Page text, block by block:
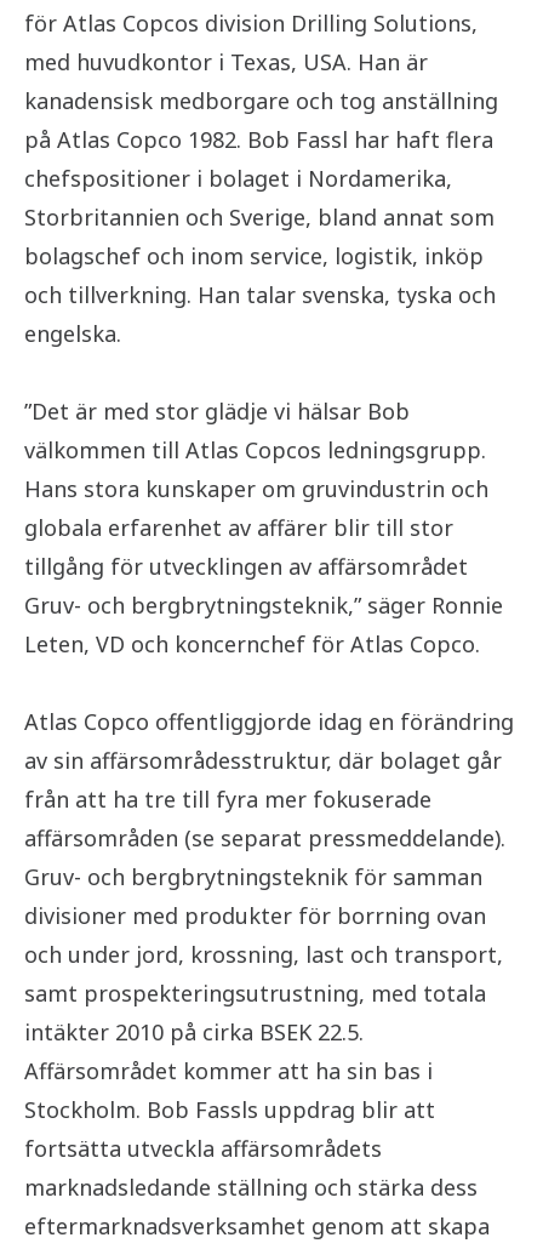
för Atlas Copcos division Drilling Solutions,
med huvudkontor i Texas, USA. Han är
kanadensisk medborgare och tog anställning
på Atlas Copco 1982. Bob Fassl har haft flera
chefspositioner i bolaget i Nordamerika,
Storbritannien och Sverige, bland annat som
bolagschef och inom service, logistik, inköp
och tillverkning. Han talar svenska, tyska och
engelska.
”Det är med stor glädje vi hälsar Bob
välkommen till Atlas Copcos ledningsgrupp.
Hans stora kunskaper om gruvindustrin och
globala erfarenhet av affärer blir till stor
tillgång för utvecklingen av affärsområdet
Gruv- och bergbrytningsteknik,” säger Ronnie
Leten, VD och koncernchef för Atlas Copco.
Atlas Copco offentliggjorde idag en förändring
av sin affärsområdesstruktur, där bolaget går
från att ha tre till fyra mer fokuserade
affärsområden (se separat pressmeddelande).
Gruv- och bergbrytningsteknik för samman
divisioner med produkter för borrning ovan
och under jord, krossning, last och transport,
samt prospekteringsutrustning, med totala
intäkter 2010 på cirka BSEK 22.5.
Affärsområdet kommer att ha sin bas i
Stockholm. Bob Fassls uppdrag blir att
fortsätta utveckla affärsområdets
marknadsledande ställning och stärka dess
eftermarknadsverksamhet genom att skapa